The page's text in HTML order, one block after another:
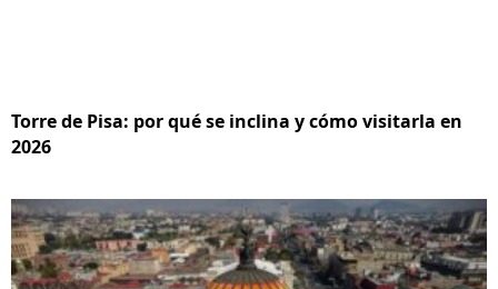
Torre de Pisa: por qué se inclina y cómo visitarla en
2026